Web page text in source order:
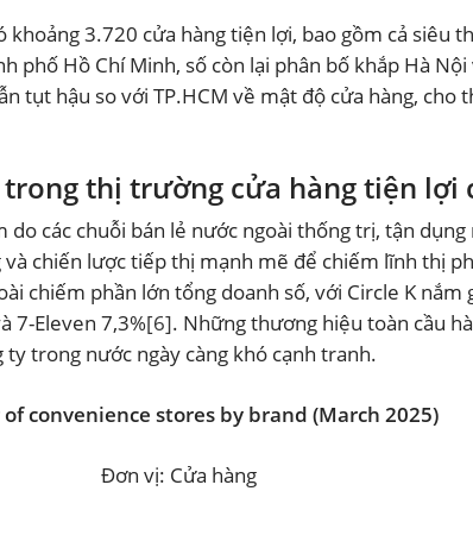
3.720 cửa hàng tiện lợi, bao gồm cả siêu
phố Hồ Chí Minh, số còn lại phân bố khắp Hà
tụt hậu so với TP.HCM về mật độ cửa hàng, cho
thị trường cửa hàng tiện lợi
các chuỗi bán lẻ nước ngoài thống trị, tận
chiến lược tiếp thị mạnh mẽ để chiếm lĩnh thị
chiếm phần lớn tổng doanh số, với Circle K nắm
7-Eleven 7,3%[6]. Những thương hiệu toàn cầu
trong nước ngày càng khó cạnh tranh.
convenience stores by brand (March 2025)
Đơn vị: Cửa hàng